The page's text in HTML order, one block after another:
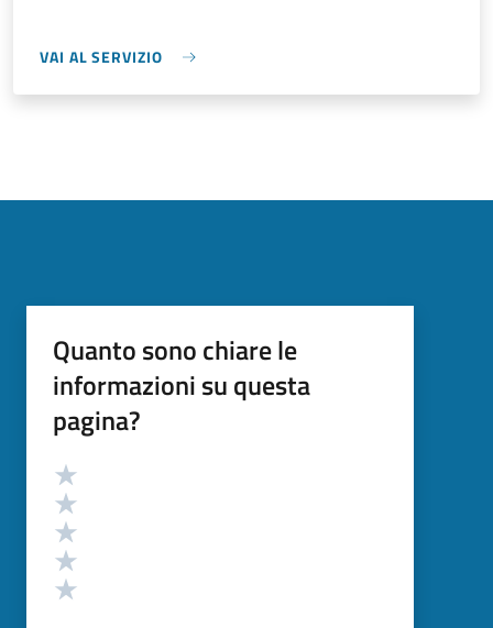
VAI AL SERVIZIO
Quanto sono chiare le
informazioni su questa
pagina?
Valutazione